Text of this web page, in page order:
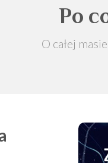
Po
O całej